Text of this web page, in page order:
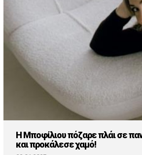
H Μποφίλιου πόζαρε πλάι σε
και προκάλεσε χαμό!